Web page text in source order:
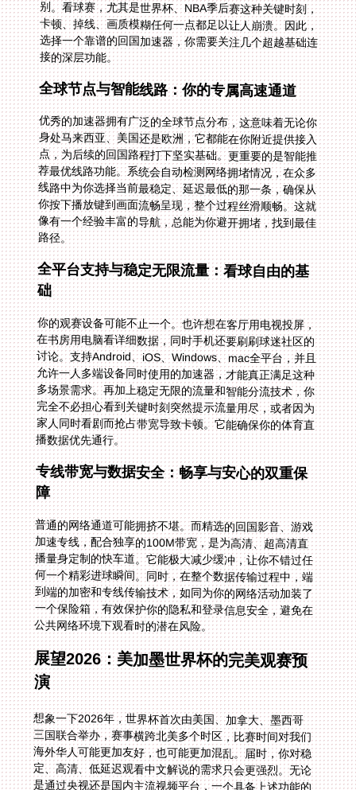
接的深层功能。
全球节点与智能线路：你的专属高速通道
优秀的加速器拥有广泛的全球节点分布，这意味着无论你
身处马来西亚、美国还是欧洲，它都能在你附近提供接入
点，为后续的回国路程打下坚实基础。更重要的是智能推
荐最优线路功能。系统会自动检测网络拥堵情况，在众多
线路中为你选择当前最稳定、延迟最低的那一条，确保从
你按下播放键到画面流畅呈现，整个过程丝滑顺畅。这就
像有一个经验丰富的导航，总能为你避开拥堵，找到最佳
路径。
全平台支持与稳定无限流量：看球自由的基
础
你的观赛设备可能不止一个。也许想在客厅用电视投屏，
在书房用电脑看详细数据，同时手机还要刷刷球迷社区的
讨论。支持Android、iOS、Windows、mac全平台，并且
允许一人多端设备同时使用的加速器，才能真正满足这种
多场景需求。再加上稳定无限的流量和智能分流技术，你
完全不必担心看到关键时刻突然提示流量用尽，或者因为
家人同时看剧而抢占带宽导致卡顿。它能确保你的体育直
播数据优先通行。
专线带宽与数据安全：畅享与安心的双重保
障
普通的网络通道可能拥挤不堪。而精选的回国影音、游戏
加速专线，配合独享的100M带宽，是为高清、超高清直
播量身定制的快车道。它能极大减少缓冲，让你不错过任
何一个精彩进球瞬间。同时，在整个数据传输过程中，端
到端的加密和专线传输技术，如同为你的网络活动加装了
一个保险箱，有效保护你的隐私和登录信息安全，避免在
公共网络环境下观看时的潜在风险。
展望2026：美加墨世界杯的完美观赛预
演
想象一下2026年，世界杯首次由美国、加拿大、墨西哥
三国联合举办，赛事横跨北美多个时区，比赛时间对我们
海外华人可能更加友好，也可能更加混乱。届时，你对稳
定、高清、低延迟观看中文解说的需求只会更强烈。无论
是通过央视还是国内主流视频平台，一个具备上述功能的
回国加速器将成为你的观赛中枢。它能帮你无视地理距
离，瞬间“回到”国内的网络环境，轻松预约、追看每一场
有中国队（如果晋级）或你支持球队的比赛，在中文解说
的烘托下，与国内球迷共享同一份激情。专业的售后团队
和实时保障，也能确保在整个大赛期间，任何技术问题都